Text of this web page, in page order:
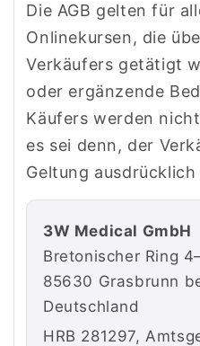
Die AGB gelten für
Onlinekursen, die
Verkäufers getätigt
oder ergänzende
Käufers werden
es sei denn, der
Geltung
3W Medical GmbH
Bretonischer Ring
85630 Grasbrunn
Deutschland
HRB 281297,